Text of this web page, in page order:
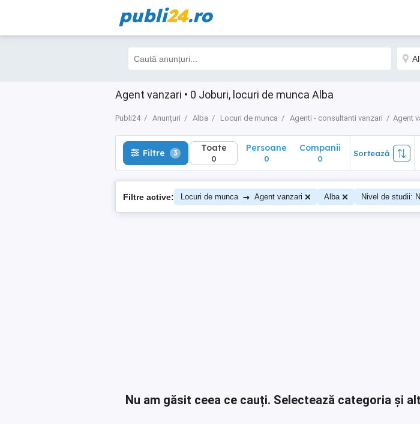
publi24.ro
Agent vanzari • 0 Joburi, locuri de munca Alba
Publi24 Anunțuri Alba Locuri de munca Agenti - consultanti vanzari Agent
Filtre 3 Toate
0
Filtre 3 Toate
0
Persoane
0
Companii
0
Sortează
Filtre active: Locuri de munca → Agent vanzari Alba Nivel de studii:
Nu am găsit ceea ce cauți. Selectează categoria și